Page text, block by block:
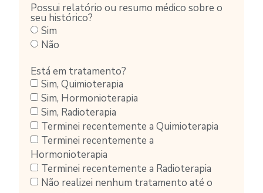
Possui relatório ou resumo médico sobre o
seu histórico?
Sim
Não
Está em tratamento?
Sim, Quimioterapia
Sim, Hormonioterapia
Sim, Radioterapia
Terminei recentemente a Quimioterapia
Terminei recentemente a
Hormonioterapia
Terminei recentemente a Radioterapia
Não realizei nenhum tratamento até o